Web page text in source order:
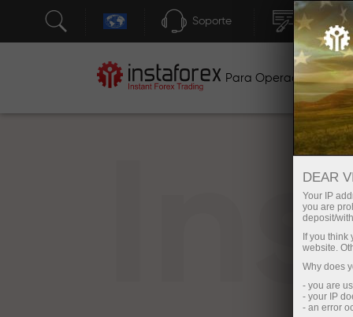
Soporte Apertura
Para Operadores
DEAR
Your IP
you are
deposit/
If you
website.
Why does
- you are
- your IP
- an error